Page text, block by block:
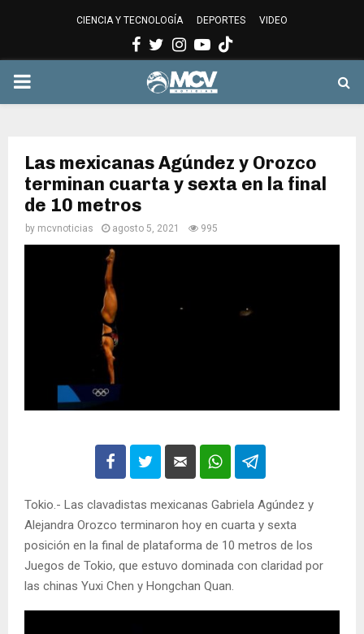
CIENCIA Y TECNOLOGÍA DEPORTES VIDEO
Facebook
Twitter
Instagram
Youtube
PRIMARY
Las mexicanas Agúndez y Orozco
terminan cuarta y sexta en la final
de 10 metros
by mcvnoticias agosto 5, 2021 995
Tokio.- Las clavadistas mexicanas Gabriela Agúndez y
Alejandra Orozco terminaron hoy en cuarta y sexta
posición en la final de plataforma de 10 metros de los
Juegos de Tokio, que estuvo dominada con claridad por
las chinas Yuxi Chen y Hongchan Quan.